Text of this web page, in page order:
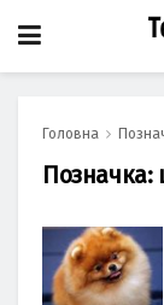
Головна
Позначка: